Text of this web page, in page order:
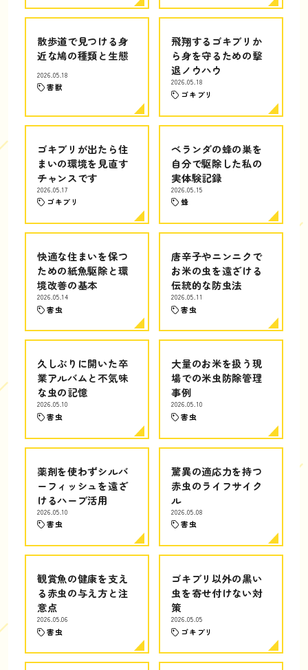
散歩道で見つける身
近な鳩の種類と生態
2026.05.18
害獣
飛翔するゴキブリか
ら身を守るための撃
退ノウハウ
2026.05.18
ゴキブリ
ゴキブリが出たら住
まいの環境を見直す
チャンスです
2026.05.17
ゴキブリ
ベランダの蜂の巣を
自分で駆除した私の
実体験記録
2026.05.15
蜂
快適な住まいを保つ
ための紙魚駆除と環
境改善の基本
2026.05.14
害虫
唐辛子やニンニクで
お米の虫を遠ざける
伝統的な防虫法
2026.05.11
害虫
久しぶりに開いた卒
業アルバムと不気味
な虫の記憶
2026.05.10
害虫
大量のお米を扱う現
場での米虫防除管理
事例
2026.05.10
害虫
薬剤を使わずシルバ
ーフィッシュを遠ざ
けるハーブ活用
2026.05.10
害虫
驚異の適応力を持つ
赤虫のライフサイク
ル
2026.05.08
害虫
観賞魚の健康を支え
る赤虫の与え方と注
意点
2026.05.06
害虫
ゴキブリ以外の黒い
虫を寄せ付けない対
策
2026.05.05
ゴキブリ